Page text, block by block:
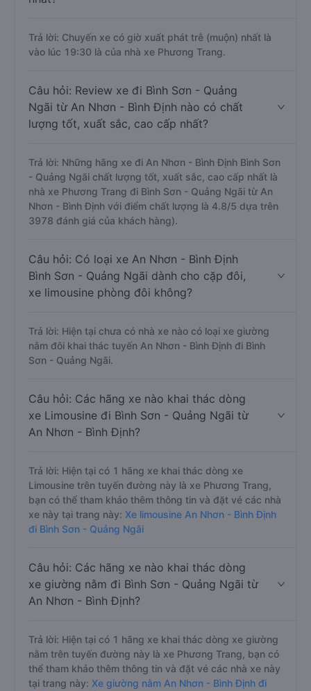
Trả lời: Chuyến xe có giờ xuất phát trễ (muộn) nhất là
vào lúc 19:30 là của nhà xe Phương Trang.
Câu hỏi: Review xe đi Bình Sơn - Quảng
Ngãi từ An Nhơn - Bình Định nào có chất
lượng tốt, xuất sắc, cao cấp nhất?
Trả lời: Những hãng xe đi An Nhơn - Bình Định Bình Sơn
- Quảng Ngãi chất lượng tốt, xuất sắc, cao cấp nhất là
nhà xe Phương Trang đi Bình Sơn - Quảng Ngãi từ An
Nhơn - Bình Định với điểm chất lượng là 4.8/5 dựa trên
3978 đánh giá của khách hàng).
Câu hỏi: Có loại xe An Nhơn - Bình Định
Bình Sơn - Quảng Ngãi dành cho cặp đôi,
xe limousine phòng đôi không?
Trả lời: Hiện tại chưa có nhà xe nào có loại xe giường
nằm đôi khai thác tuyến An Nhơn - Bình Định đi Bình
Sơn - Quảng Ngãi.
Câu hỏi: Các hãng xe nào khai thác dòng
xe Limousine đi Bình Sơn - Quảng Ngãi từ
An Nhơn - Bình Định?
Trả lời: Hiện tại có 1 hãng xe khai thác dòng xe
Limousine trên tuyến đường này là xe Phương Trang,
bạn có thể tham khảo thêm thông tin và đặt vé các nhà
xe này tại trang này: Xe limousine An Nhơn - Bình Định
đi Bình Sơn - Quảng Ngãi
Câu hỏi: Các hãng xe nào khai thác dòng
xe giường nằm đi Bình Sơn - Quảng Ngãi từ
An Nhơn - Bình Định?
Trả lời: Hiện tại có 1 hãng xe khai thác dòng xe giường
nằm trên tuyến đường này là xe Phương Trang, bạn có
thể tham khảo thêm thông tin và đặt vé các nhà xe này
tại trang này: Xe giường nằm An Nhơn - Bình Định đi